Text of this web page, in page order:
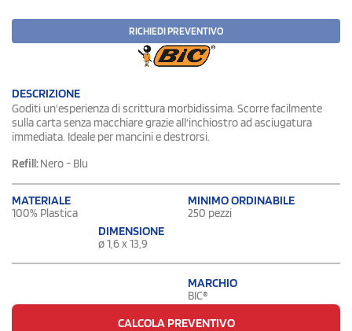
RICHIEDI PREVENTIVO
DESCRIZIONE
Goditi un'esperienza di scrittura morbidissima. Scorre facilmente
sulla carta senza macchiare grazie all'inchiostro ad asciugatura
immediata. Ideale per mancini e destrorsi.
Refill:Nero - Blu
MATERIALE
100% Plastica
MINIMO ORDINABILE
250 pezzi
DIMENSIONE
ø 1,6 x 13,9
MARCHIO
BIC®
CALCOLA PREVENTIVO